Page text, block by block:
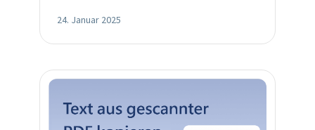
24. Januar 2025